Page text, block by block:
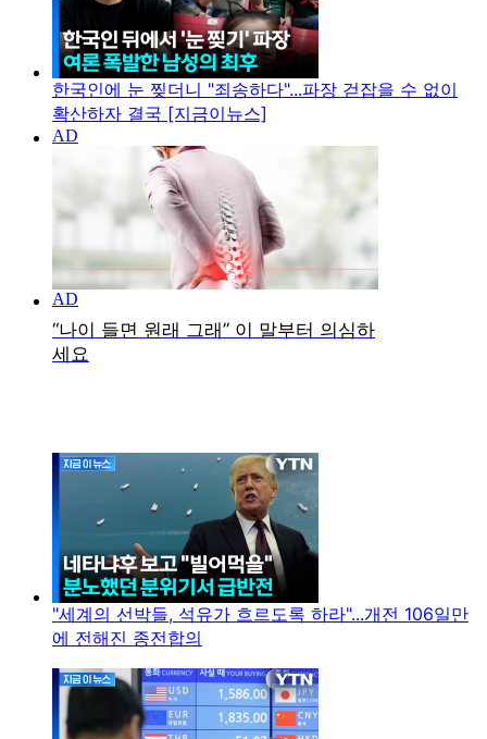
한국인에 눈 찢더니 "죄송하다"...파장 걷잡을 수 없이
확산하자 결국 [지금이뉴스]
"세계의 선박들, 석유가 흐르도록 하라"...개전 106일만
에 전해진 종전합의